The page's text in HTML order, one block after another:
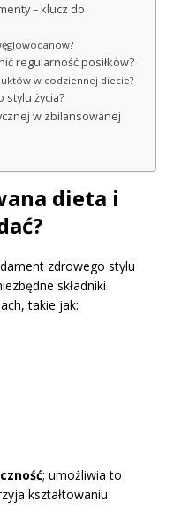
– klucz do
regularność posiłków?
w codziennej diecie?
stylu życia?
w zbilansowanej
dieta i
zdrowego stylu
składniki
takie jak:
; umożliwia to
kształtowaniu